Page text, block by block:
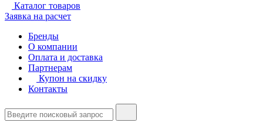
Каталог товаров
Заявка на расчет
Бренды
О компании
Оплата и доставка
Партнерам
Купон на скидку
Контакты